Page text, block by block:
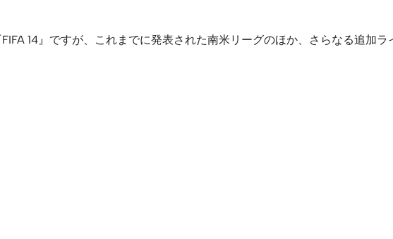
14』ですが、これまでに発表された南米リーグのほか、さらなる追加